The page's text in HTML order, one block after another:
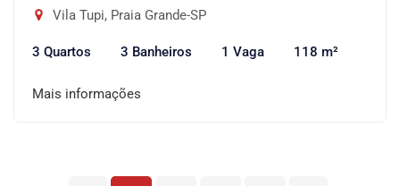
Vila Tupi, Praia Grande-SP
3 Quartos 3 Banheiros 1 Vaga 118 m²
Mais informações